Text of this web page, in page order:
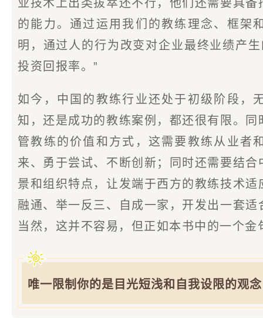
业技术上出类拔萃还不行，他们还需要具
的能力。通过运用我们的教练理念、框架
明，通过人的行为改变对企业最终业绩产
投资回报率。”
如今，中国的教练行业还处于初级阶段，
知，还是成功的教练案例，都还很有限。
管教练的价值和方式，这需要教练从业者
来、勇于尝试、不断创新；同时还需要结
景和组织特点，让发端于西方的教练技术
融通、举一反三、自成一家，开发出一套
当然，这并不容易，但正如本书中的一个金
唯一限制你的是目光短浅和自我设限的观